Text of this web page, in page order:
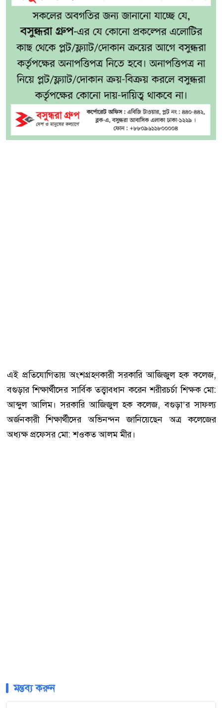
এই প্রতিযোগিতায় অংশগ্রহণকারী সরকারি আজিজুল হক কলেজ,
বগুড়ার শিক্ষার্থীদের সার্বিক তত্ত্বাবধান করেন শরীরচর্চা শিক্ষক মো:
আব্দুল আলিম। সরকারি আজিজুল হক কলেজ, বগুড়া’র সাফল্য
অর্জনকারী শিক্ষার্থীদের অভিনন্দন জানিয়েছেন অত্র কলেজের
অধ্যক্ষ প্রফেসর মো: শওকত আলম মীর।
মন্তব্য করুন